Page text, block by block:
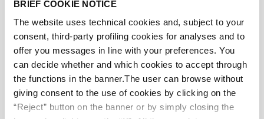
BRIEF COOKIE NOTICE
The website uses technical cookies and, subject to your
consent, third-party profiling cookies for analyses and to
offer you messages in line with your preferences. You
can decide whether and which cookies to accept through
the functions in the banner.The user can browse without
giving consent to the use of cookies by clicking on the
“Reject” button on the banner or by simply closing the
Le saviez vous?
La révolution agricole s’est produite il y a
environ 12000 ans, signifiant la transition des
sociétés de chasseurs-cueilleurs aux
communautés agricoles établies.